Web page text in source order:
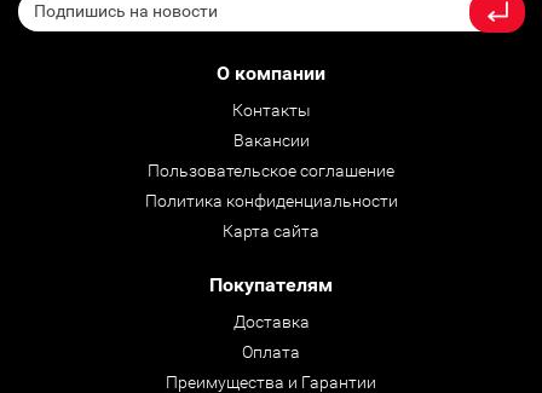
О компании
Контакты
Вакансии
Пользовательское соглашение
Политика конфиденциальности
Карта сайта
Покупателям
Доставка
Оплата
Преимущества и Гарантии